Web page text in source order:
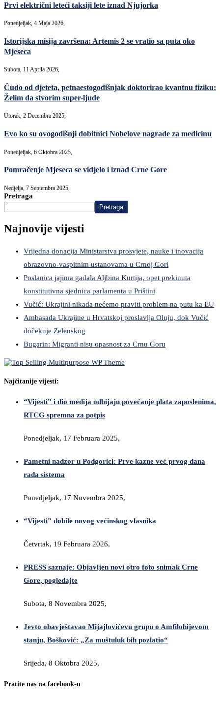
Prvi električni leteći taksiji lete iznad Njujorka
Ponedjeljak, 4 Maja 2026,
Istorijska misija završena: Artemis 2 se vratio sa puta oko
Mjeseca
Subota, 11 Aprila 2026,
Čudo od djeteta, petnaestogodišnjak doktorirao kvantnu fiziku:
Želim da stvorim super-ljude
Utorak, 2 Decembra 2025,
Evo ko su ovogodišnji dobitnici Nobelove nagrade za medicinu
Ponedjeljak, 6 Oktobra 2025,
Pomračenje Mjeseca se vidjelo i iznad Crne Gore
Nedjelja, 7 Septembra 2025,
Pretraga
Pretraga
Najnovije vijesti
Vrijedna donacija Ministarstva prosvjete, nauke i inovacija
obrazovno-vaspitnim ustanovama u Crnoj Gori
Poslanica jajima gađala Aljbina Kurtija, opet prekinuta
konstitutivna sjednica parlamenta u Prištini
Vučić: Ukrajini nikada nećemo praviti problem na putu ka EU
Ambasada Ukrajine u Hrvatskoj proslavlja Oluju, dok Vučić
dočekuje Zelenskog
Bugarin: Migranti nisu opasnost za Crnu Goru
Najčitanije vijesti:
“Vijesti” i dio medija odbijaju povećanje plata zaposlenima,
RTCG spremna za potpis
Ponedjeljak, 17 Februara 2025,
Pametni nadzor u Podgorici: Prve kazne već prvog dana
rada sistema
Ponedjeljak, 17 Novembra 2025,
“Vijesti” dobile novog većinskog vlasnika
Četvrtak, 19 Februara 2026,
PRESS saznaje: Objavljen novi otro foto snimak Crne
Gore, pogledajte
Subota, 8 Novembra 2025,
Jevto obavještavao Mijajlovićevu grupu o Amfilohijevom
stanju, Bošković: „Za muštuluk bih pozlatio“
Srijeda, 8 Oktobra 2025,
Pratite nas na facebook-u